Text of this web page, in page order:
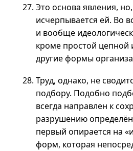
Это основа явления,
исчерпывается ей. Во
и вообще
кроме простой цепной
другие формы
Труд, однако, не
подбору. Подобно
всегда направлен к
разрушению
первый опирается на
форм, которая